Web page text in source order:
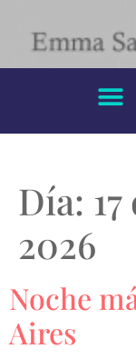
Día:
2026
Noche
Aires